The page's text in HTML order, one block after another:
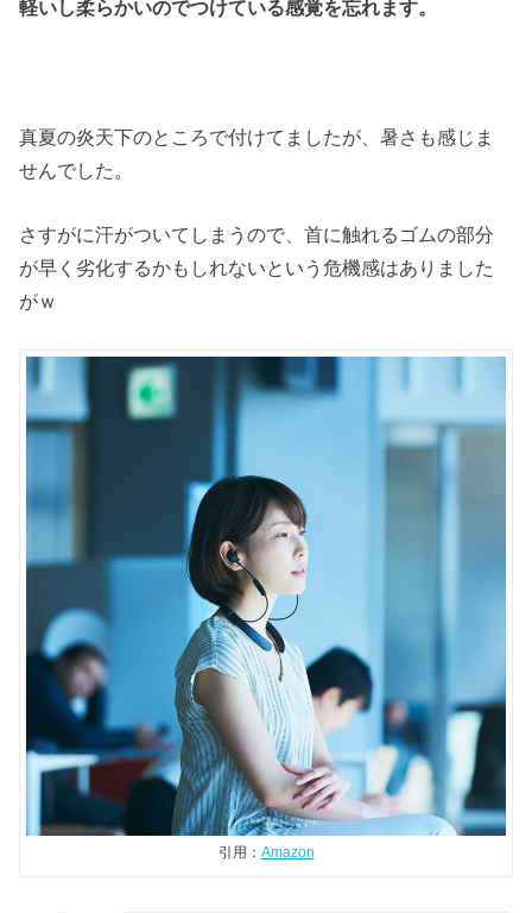
軽いし柔らかいのでつけている感覚を忘れます。
真夏の炎天下のところで付けてましたが、暑さも感じま
せんでした。
さすがに汗がついてしまうので、首に触れるゴムの部分
が早く劣化するかもしれないという危機感はありました
がｗ
引用： Amazon